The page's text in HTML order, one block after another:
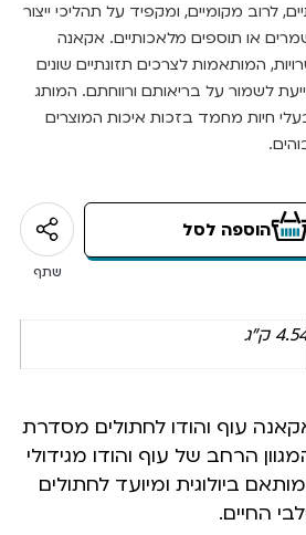
לרוב מקומיים, ומקפיד על תהליכי ייצור
או תוספים מלאכותיים. אקאנה
המותאמות לצרכים תזונתיים שונים
לשמור על בריאותם ורווחתם. המותג
חיות מחמד בזכות איכות המוצרים
הוספה לסל
שתף
ק"ג
עוף והודו לחתולים מסדרת
הרחב של עוף והודו מגידולי
ביולוגית ומיועד לחתולים
החיים.